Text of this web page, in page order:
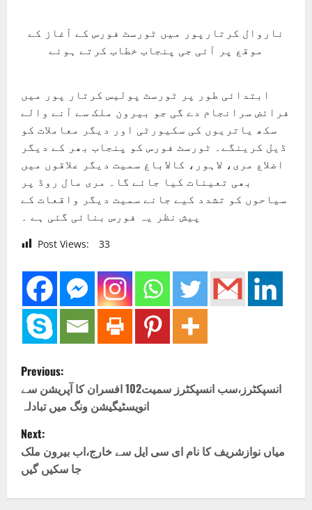
ناروال کرتارپور میں ٹورسٹ فورس کے آغاز کے
موقع پر آئی جی پنجاب خطاب کرتے ہوئے
ابتدائی طور پر ٹورسٹ پولیس کرتار پور میں
فرائض سرانجام دے گی جو بیرون ملک سے آنے والے
سکھ یاتریوں کی سکیورٹی اور دیگر معاملات کو
ڈیل کرینگے۔ ٹورسٹ فورس کو پنجاب بھر کے دیگر
اضلاع مری، لاہور، کالاباغ سمیت دیگر علاقوں میں
بھی تعینات کیا جائے گا۔ مری مال روڈ پر
سیاحوں کو تشدد کیے جانے سمیت دیگر واقعات کے
پیش نظر یہ فورس بنائی گئی ہے ۔
Post Views: 33
P
o
s
t
n
Previous:
انسپکٹرز،سب انسپکٹرز سمیت102 افسران کا آپریشن سے
انویسٹیگیشن ونگ میں تبادلہ
Next:
میاں نوازشریف کا نام ای سی ایل سے خارج،اب بیرون ملک
جا سکیں گیں